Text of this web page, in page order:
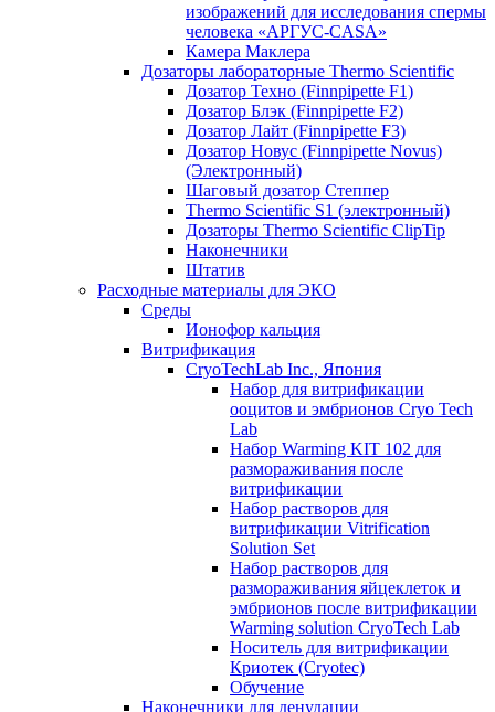
изображений для исследования спермы
человека «АРГУС-CASA»
Камера Маклера
Дозаторы лабораторные Thermo Scientific
Дозатор Техно (Finnpipette F1)
Дозатор Блэк (Finnpipette F2)
Дозатор Лайт (Finnpipette F3)
Дозатор Новус (Finnpipette Novus)
(Электронный)
Шаговый дозатор Степпер
Thermo Scientific S1 (электронный)
Дозаторы Thermo Scientific ClipTip
Наконечники
Штатив
Расходные материалы для ЭКО
Среды
Ионофор кальция
Витрификация
CryoTechLab Inc., Япония
Набор для витрификации
ооцитов и эмбрионов Cryo Tech
Lab
Набор Warming KIT 102 для
размораживания после
витрификации
Набор растворов для
витрификации Vitrification
Solution Set
Набор растворов для
размораживания яйцеклеток и
эмбрионов после витрификации
Warming solution CryoTech Lab
Носитель для витрификации
Криотек (Cryotec)
Обучение
Наконечники для денудации